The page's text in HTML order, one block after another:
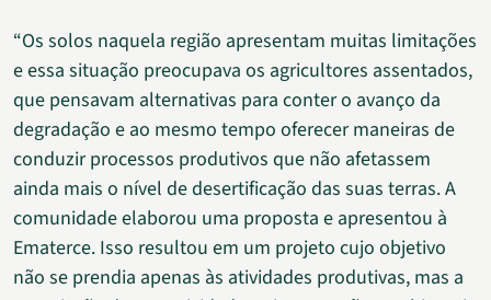
“Os solos naquela região apresentam muitas limitações
e essa situação preocupava os agricultores assentados,
que pensavam alternativas para conter o avanço da
degradação e ao mesmo tempo oferecer maneiras de
conduzir processos produtivos que não afetassem
ainda mais o nível de desertificação das suas terras. A
comunidade elaborou uma proposta e apresentou à
Ematerce. Isso resultou em um projeto cujo objetivo
não se prendia apenas às atividades produtivas, mas a